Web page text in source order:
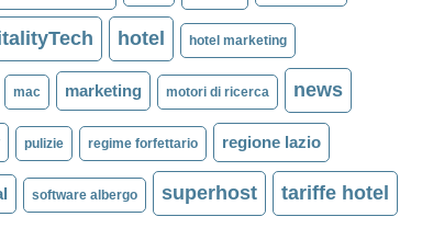
hotel hotel marketing
mac marketing motori di ricerca news
pulizie regime forfettario regione lazio
software albergo superhost tariffe hotel